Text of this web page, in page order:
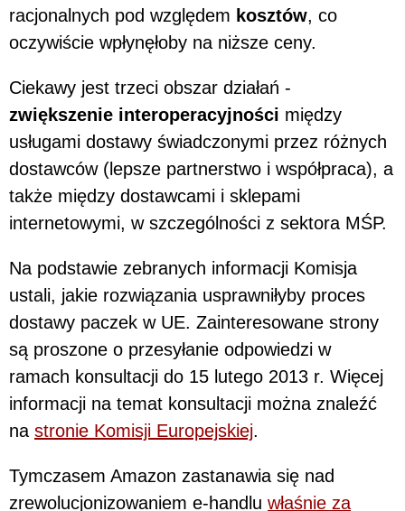
racjonalnych pod względem kosztów, co
oczywiście wpłynęłoby na niższe ceny.
Ciekawy jest trzeci obszar działań -
zwiększenie interoperacyjności między
usługami dostawy świadczonymi przez różnych
dostawców (lepsze partnerstwo i współpraca), a
także między dostawcami i sklepami
internetowymi, w szczególności z sektora MŚP.
Na podstawie zebranych informacji Komisja
ustali, jakie rozwiązania usprawniłyby proces
dostawy paczek w UE. Zainteresowane strony
są proszone o przesyłanie odpowiedzi w
ramach konsultacji do 15 lutego 2013 r. Więcej
informacji na temat konsultacji można znaleźć
na stronie Komisji Europejskiej.
Tymczasem Amazon zastanawia się nad
zrewolucjonizowaniem e-handlu właśnie za